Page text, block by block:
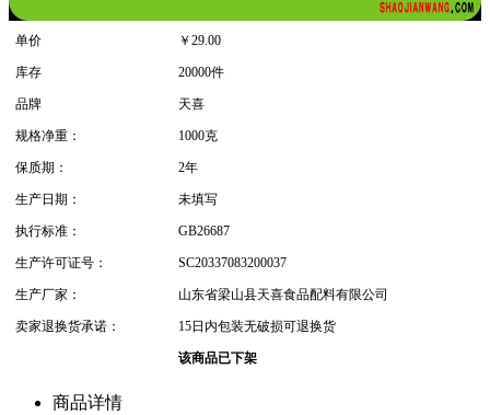
单价 ￥ 29.00
库存 20000件
品牌 天喜
规格净重： 1000克
保质期： 2年
生产日期： 未填写
执行标准： GB26687
生产许可证号： SC20337083200037
生产厂家： 山东省梁山县天喜食品配料有限公司
卖家退换货承诺： 15日内包装无破损可退换货
该商品已下架
商品详情